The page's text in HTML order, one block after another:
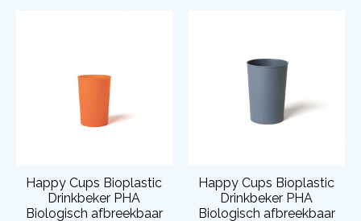
Happy Cups Bioplastic
Drinkbeker PHA
Biologisch afbreekbaar
Happy Cups Bioplastic
Drinkbeker PHA
Biologisch afbreekbaar